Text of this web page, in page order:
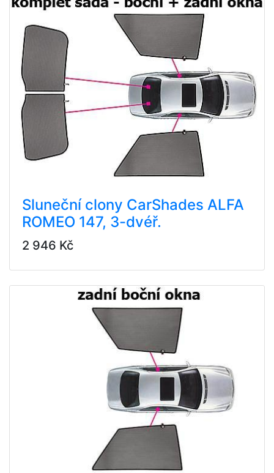
Sluneční clony CarShades ALFA
ROMEO 147, 3-dvéř.
2 946 Kč